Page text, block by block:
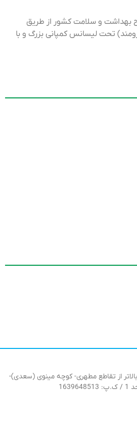
بهداشت و سلامت کشور از طریق
(پاک و نیرومند) تحت لیسانس کمپانی بزرگ و با
از تقاطع مطهری- کوچه مینوی (سعدی)-